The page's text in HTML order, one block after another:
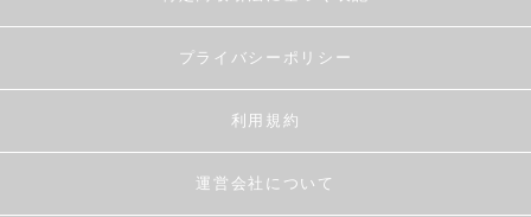
プライバシーポリシー
利用規約
運営会社について